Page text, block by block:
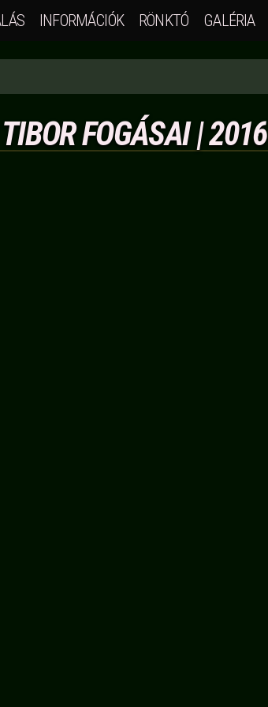
INFORMÁCIÓK RÖNKTÓ GALÉRIA
FOGÁSAI | 2016